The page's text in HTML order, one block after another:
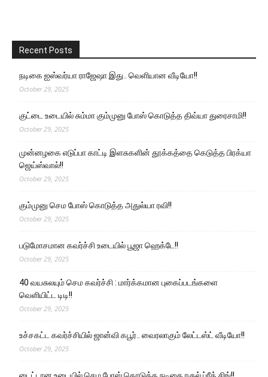
Recent Posts
நடிகை ஐஸ்வர்யா ராஜேஷா இது.. வெளியான வீடியோ!!
October 29, 2025
குட்டை உடையில் சும்மா கும்முனு போஸ் கொடுத்த திவ்யா துரைசாமி!!
October 29, 2025
முன்னழகை எடுப்பா காட்டி இளசுகளின் தூக்கத்தை கெடுத்த பிரக்யா
ஜெய்ஸ்வால்!!
October 29, 2025
கும்முனு செம போஸ் கொடுத்த அதுல்யா ரவி!!
October 29, 2025
படுமோசமான கவர்ச்சி உடையில் பூஜா ஹெக்டே!!
October 29, 2025
40 வயசுலயும் செம கவர்ச்சி : மார்க்கமான புகைப்படங்களை
வெளியிட்ட டிடி!!
October 29, 2025
உச்சகட்ட கவர்ச்சியில் ஜான்வி கபூர்.. வைரலாகும் லேட்டஸ்ட் வீடியோ!!
October 29, 2025
டைட்டான உடையில் செம போஸ் கொடுத்த நடிகை ரகுல் ப்ரீத் சிங்!!